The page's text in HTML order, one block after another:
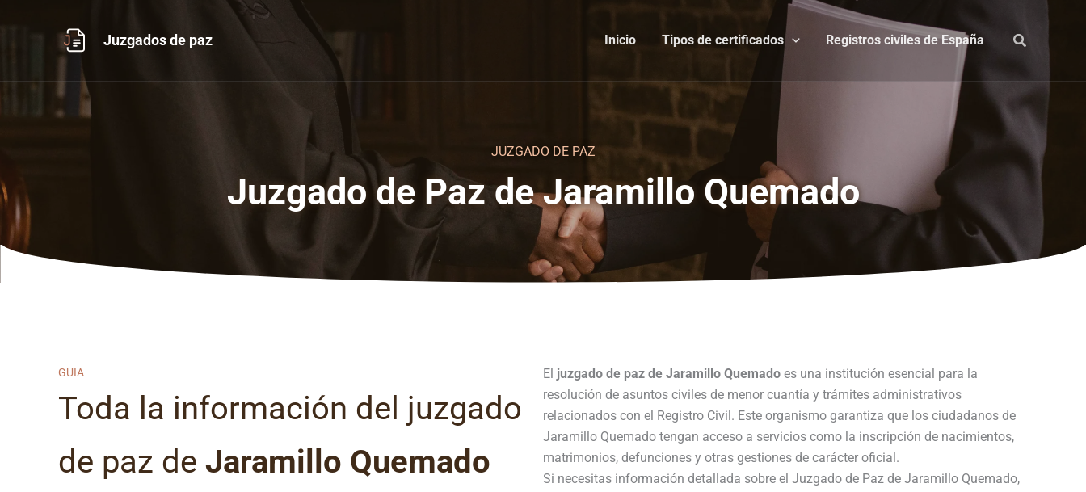
Juzgados de paz Inicio Tipos de certificados Registros civiles de España
JUZGADO DE PAZ
Juzgado de Paz de Jaramillo Quemado
GUIA
Toda la información del juzgado
de paz de Jaramillo Quemado
El juzgado de paz de Jaramillo Quemado es una institución esencial para la
resolución de asuntos civiles de menor cuantía y trámites administrativos
relacionados con el Registro Civil. Este organismo garantiza que los ciudadanos de
Jaramillo Quemado tengan acceso a servicios como la inscripción de nacimientos,
matrimonios, defunciones y otras gestiones de carácter oficial.
Si necesitas información detallada sobre el Juzgado de Paz de Jaramillo Quemado,